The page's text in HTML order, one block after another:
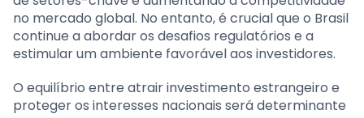
no mercado global. No entanto, é crucial que o Brasil
continue a abordar os desafios regulatórios e a
estimular um ambiente favorável aos investidores.
O equilíbrio entre atrair investimento estrangeiro e
proteger os interesses nacionais será determinante